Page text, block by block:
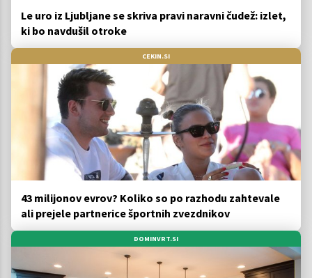
Le uro iz Ljubljane se skriva pravi naravni čudež: izlet,
ki bo navdušil otroke
CEKIN.SI
43 milijonov evrov? Koliko so po razhodu zahtevale
ali prejele partnerice športnih zvezdnikov
DOMINVRT.SI